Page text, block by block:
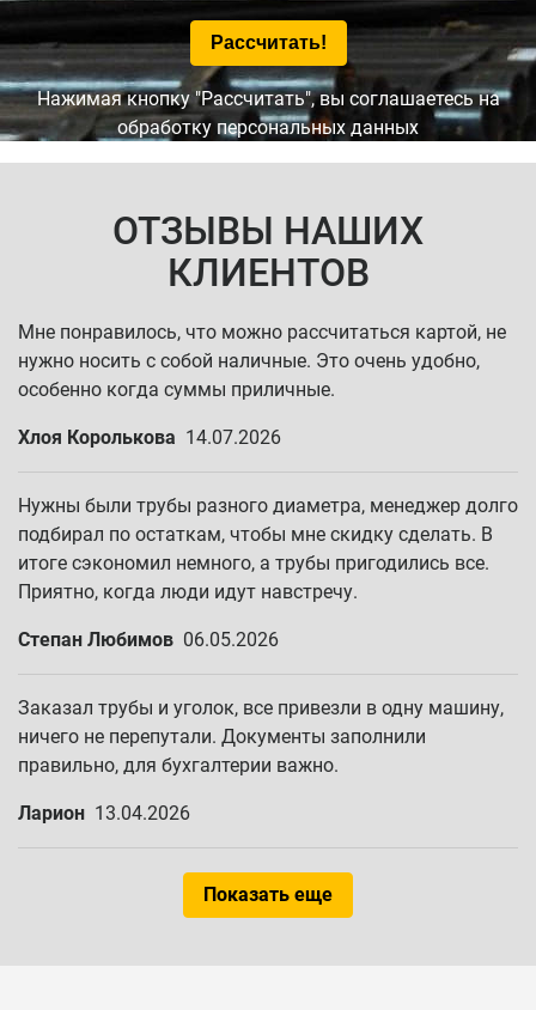
Нажимая кнопку "Рассчитать", вы соглашаетесь на
обработку персональных данных
ОТЗЫВЫ НАШИХ
КЛИЕНТОВ
Мне понравилось, что можно рассчитаться картой, не
нужно носить с собой наличные. Это очень удобно,
особенно когда суммы приличные.
Хлоя Королькова 14.07.2026
Нужны были трубы разного диаметра, менеджер долго
подбирал по остаткам, чтобы мне скидку сделать. В
итоге сэкономил немного, а трубы пригодились все.
Приятно, когда люди идут навстречу.
Степан Любимов 06.05.2026
Заказал трубы и уголок, все привезли в одну машину,
ничего не перепутали. Документы заполнили
правильно, для бухгалтерии важно.
Ларион 13.04.2026
Показать еще